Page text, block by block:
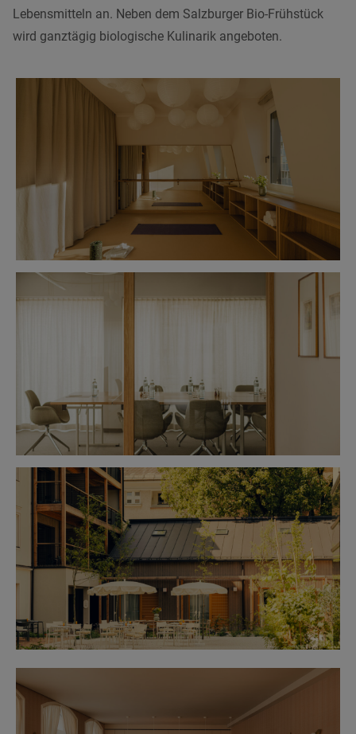
Lebensmitteln an. Neben dem Salzburger Bio-Frühstück
wird ganztägig biologische Kulinarik angeboten.